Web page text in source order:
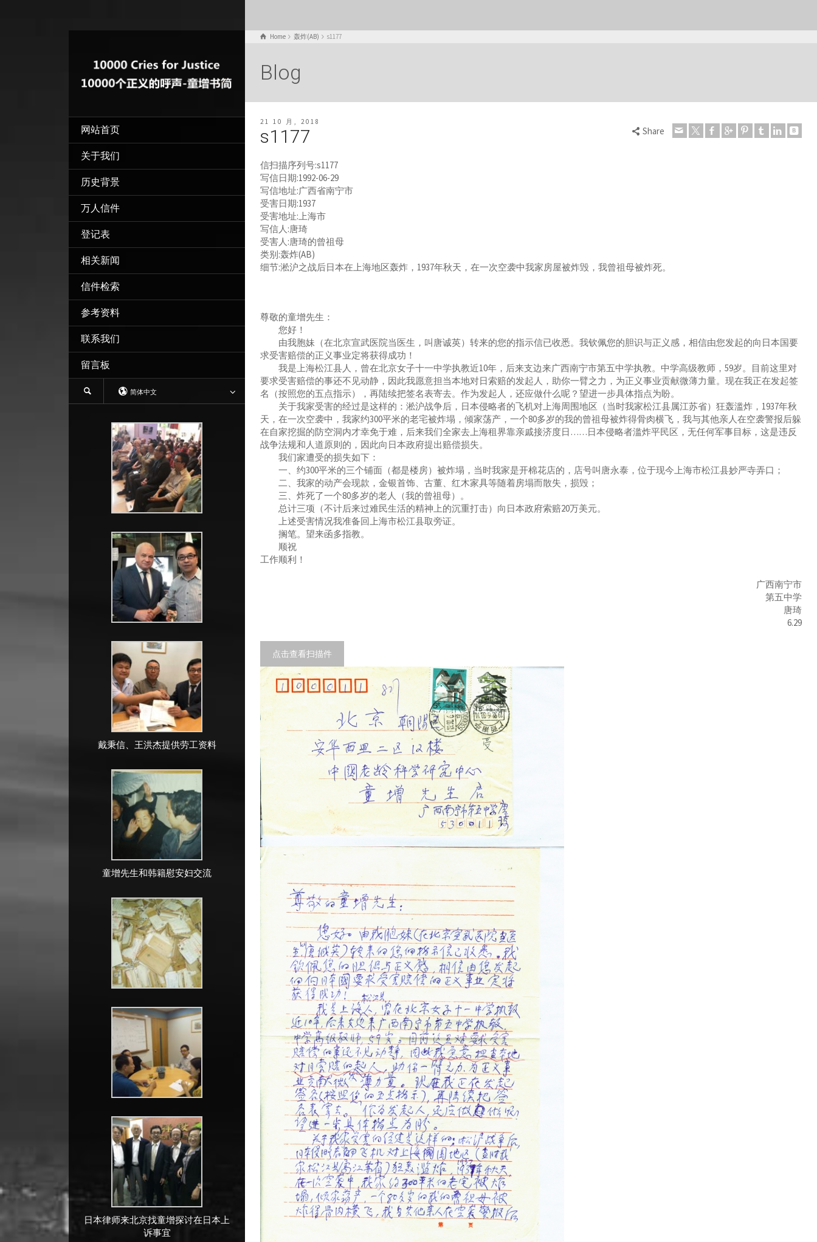
网站首页
关于我们
历史背景
万人信件
登记表
相关新闻
信件检索
参考资料
联系我们
留言板
简体中文
戴秉信、王洪杰提供劳工资料
童增先生和韩籍慰安妇交流
日本律师来北京找童增探讨在日本上
诉事宜
Home 轰炸(AB) s1177
Blog
21 10 月, 2018
s1177 Share
信扫描序列号:s1177
写信日期:1992-06-29
写信地址:广西省南宁市
受害日期:1937
受害地址:上海市
写信人:唐琦
受害人:唐琦的曾祖母
类别:轰炸(AB)
细节:淞沪之战后日本在上海地区轰炸，1937年秋天，在一次空袭中我家房屋被炸毁，我曾祖母被炸死。
尊敬的童增先生：
您好！
由我胞妹（在北京宣武医院当医生，叫唐诚英）转来的您的指示信已收悉。我钦佩您的胆识与正义感，相信由您发起的向日本国要
求受害赔偿的正义事业定将获得成功！
我是上海松江县人，曾在北京女子十一中学执教近10年，后来支边来广西南宁市第五中学执教。中学高级教师，59岁。目前这里对
要求受害赔偿的事还不见动静，因此我愿意担当本地对日索赔的发起人，助你一臂之力，为正义事业贡献微薄力量。现在我正在发起签
名（按照您的五点指示），再陆续把签名表寄去。作为发起人，还应做什么呢？望进一步具体指点为盼。
关于我家受害的经过是这样的：淞沪战争后，日本侵略者的飞机对上海周围地区（当时我家松江县属江苏省）狂轰滥炸，1937年秋
天，在一次空袭中，我家约300平米的老宅被炸塌，倾家荡产，一个80多岁的我的曾祖母被炸得骨肉横飞，我与其他亲人在空袭警报后躲
在自家挖掘的防空洞内才幸免于难，后来我们全家去上海租界靠亲戚接济度日……日本侵略者滥炸平民区，无任何军事目标，这是违反
战争法规和人道原则的，因此向日本政府提出赔偿损失。
我们家遭受的损失如下：
一、约300平米的三个铺面（都是楼房）被炸塌，当时我家是开棉花店的，店号叫唐永泰，位于现今上海市松江县妙严寺弄口；
二、我家的动产会现款，金银首饰、古董、红木家具等随着房塌而散失，损毁；
三、炸死了一个80多岁的老人（我的曾祖母）。
总计三项（不计后来过难民生活的精神上的沉重打击）向日本政府索赔20万美元。
上述受害情况我准备回上海市松江县取旁证。
搁笔。望来函多指教。
顺祝
工作顺利！
广西南宁市
第五中学
唐琦
6.29